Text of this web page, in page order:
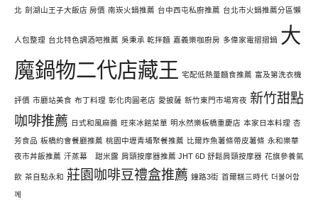
北 劍湖山王子大飯店 房價 南崁火鍋推薦 台中西屯私廚推薦 台北市火鍋推薦分區懶
人包整理 台北特色調酒吧推薦 吳秉承 乾拌麵 嘉義樂咖廚房 多偉家電摺摺鍋 大
魔鍋物二代店藏王 宅配低熱量麵食推薦 富及第洗衣機
評價 市廳站美食 布丁料理 彰化肉圓老店 愛披薩 新竹東門市場宵夜 新竹甜點
咖啡推薦 日式和風麻醬 旺來冰館菜單 明水然樂板橋重慶店 本家日本料理 杏
芳食品 板橋約會餐廳推薦 桃園中壢青埔聚餐推薦 比爾炸魚薯條帶皮薯條 永和樂華
夜市丼飯推薦 汗蒸幕 甜米露 肩頸按摩器推薦 JHT 6D 舒鬆肩頸按摩器 花旗參養氣
飲 茶自點永和 莊園咖啡豆禮盒推薦 鐘路3街 首爾糕三時代 더불어함
께